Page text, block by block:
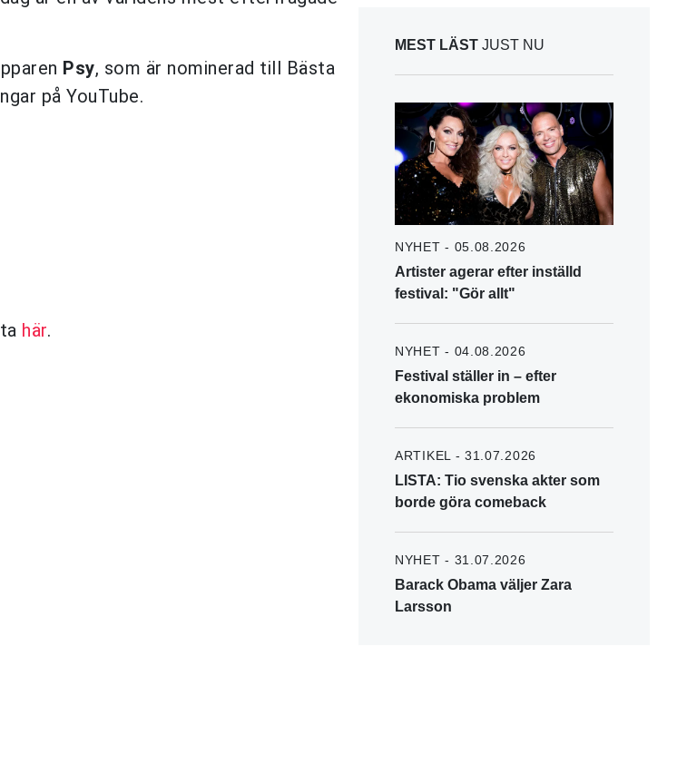
Psy, som är nominerad till Bästa
på YouTube.
här.
MEST LÄST JUST NU
NYHET - 05.08.2026
Artister agerar efter inställd
festival: "Gör allt"
NYHET - 04.08.2026
Festival ställer in – efter
ekonomiska problem
ARTIKEL - 31.07.2026
LISTA: Tio svenska akter som
borde göra comeback
NYHET - 31.07.2026
Barack Obama väljer Zara
Larsson